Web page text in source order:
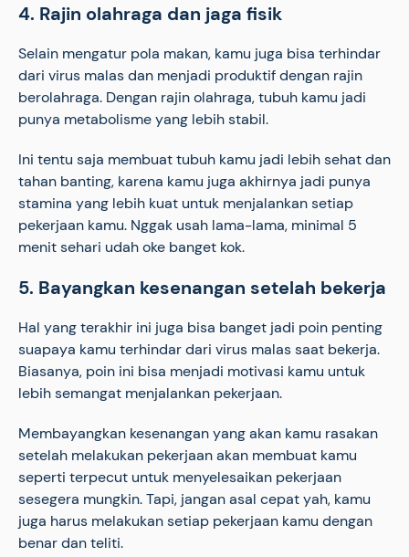
4. Rajin olahraga dan jaga fisik
Selain mengatur pola makan, kamu juga bisa terhindar
dari virus malas dan menjadi produktif dengan rajin
berolahraga. Dengan rajin olahraga, tubuh kamu jadi
punya metabolisme yang lebih stabil.
Ini tentu saja membuat tubuh kamu jadi lebih sehat dan
tahan banting, karena kamu juga akhirnya jadi punya
stamina yang lebih kuat untuk menjalankan setiap
pekerjaan kamu. Nggak usah lama-lama, minimal 5
menit sehari udah oke banget kok.
5. Bayangkan kesenangan setelah bekerja
Hal yang terakhir ini juga bisa banget jadi poin penting
suapaya kamu terhindar dari virus malas saat bekerja.
Biasanya, poin ini bisa menjadi motivasi kamu untuk
lebih semangat menjalankan pekerjaan.
Membayangkan kesenangan yang akan kamu rasakan
setelah melakukan pekerjaan akan membuat kamu
seperti terpecut untuk menyelesaikan pekerjaan
sesegera mungkin. Tapi, jangan asal cepat yah, kamu
juga harus melakukan setiap pekerjaan kamu dengan
benar dan teliti.